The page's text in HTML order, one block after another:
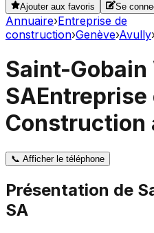
Ajouter aux favoris Se
Annuaire›Entreprise de
construction›Genève›Avully›
Saint-Gobain
SAEntreprise
Construction
📞 Afficher le téléphone
Présentation de
SA